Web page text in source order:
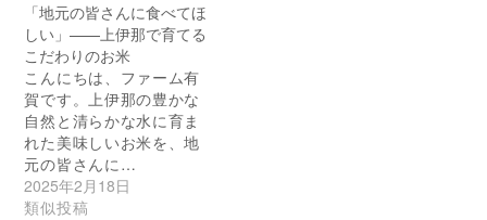
「地元の皆さんに食べてほ
しい」——上伊那で育てる
こだわりのお米
こんにちは、ファーム有
賀です。上伊那の豊かな
自然と清らかな水に育ま
れた美味しいお米を、地
元の皆さんに…
2025年2月18日
類似投稿